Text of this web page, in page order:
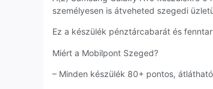
személyesen is átveheted szegedi
Ez a készülék pénztárcabarát és
Miért a Mobilpont Szeged?
– Minden készülék 80+ pontos,